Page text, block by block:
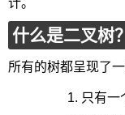
计。
什么是二叉树？
所有的树都呈现了
只有一